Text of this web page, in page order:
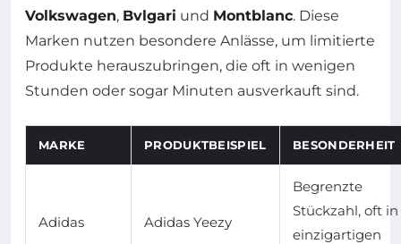
Volkswagen, Bvlgari und Montblanc. Diese
Marken nutzen besondere Anlässe, um limitierte
Produkte herauszubringen, die oft in wenigen
Stunden oder sogar Minuten ausverkauft sind.
MARKE PRODUKTBEISPIEL BESONDERHEIT
Adidas Adidas Yeezy
Begrenzte
Stückzahl, oft in
einzigartigen